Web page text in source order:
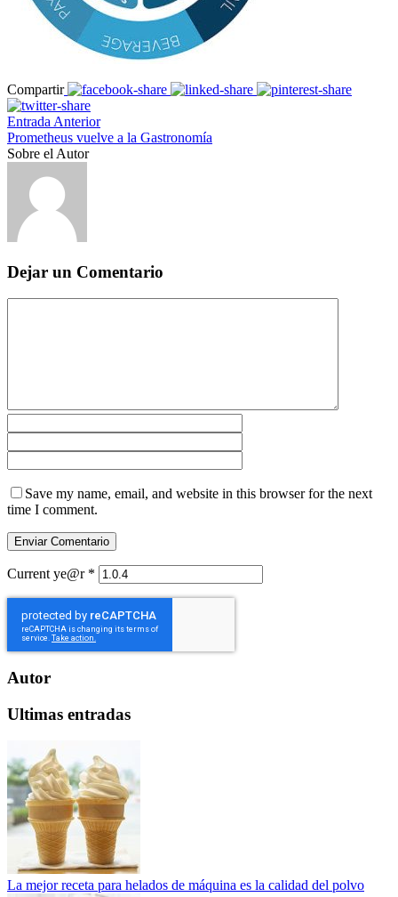
Compartir
Entrada Anterior
Prometheus vuelve a la Gastronomía
Sobre el Autor
Dejar un Comentario
Save my name, email, and website in this browser for the next
time I comment.
Current ye@r *
Autor
Ultimas entradas
La mejor receta para helados de máquina es la calidad del polvo